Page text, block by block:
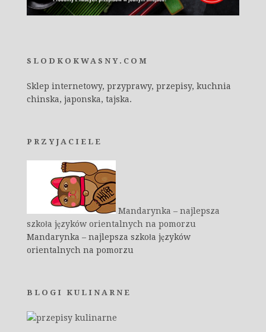
SLODKOKWASNY.COM
Sklep internetowy, przyprawy, przepisy, kuchnia
chinska, japonska, tajska.
PRZYJACIELE
Mandarynka – najlepsza
szkoła języków orientalnych na pomorzu
Mandarynka – najlepsza szkoła języków
orientalnych na pomorzu
BLOGI KULINARNE